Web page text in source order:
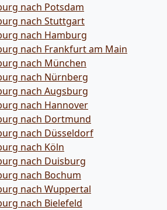
nach Potsdam
nach Stuttgart
nach Hamburg
nach Frankfurt am Main
nach München
nach Nürnberg
nach Augsburg
nach Hannover
nach Dortmund
nach Düsseldorf
nach Köln
nach Duisburg
nach Bochum
nach Wuppertal
nach Bielefeld